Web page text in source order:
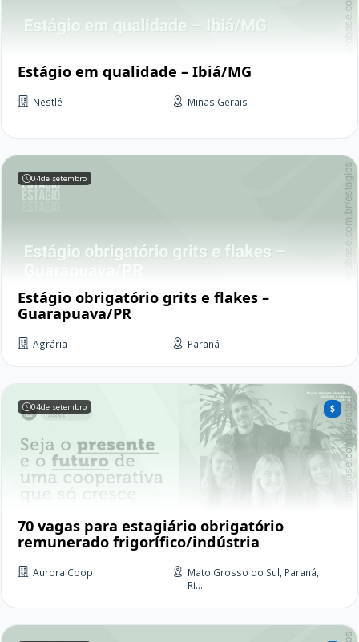
Estágio em qualidade – Ibiá/MG
Nestlé Minas Gerais
04de setembro
Estágio obrigatório grits e flakes –
Guarapuava/PR
Agrária Paraná
04de setembro
70 vagas para estagiário obrigatório
remunerado frigorífico/indústria
Aurora Coop
Mato Grosso do Sul, Paraná,
Ri...